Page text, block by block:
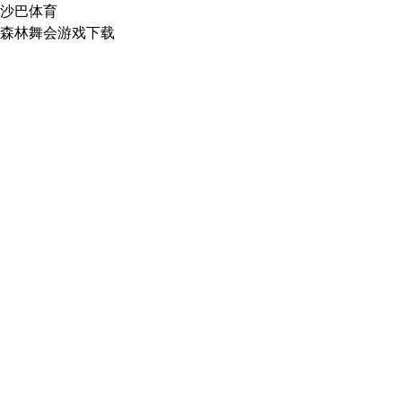
沙巴体育
森林舞会游戏下载